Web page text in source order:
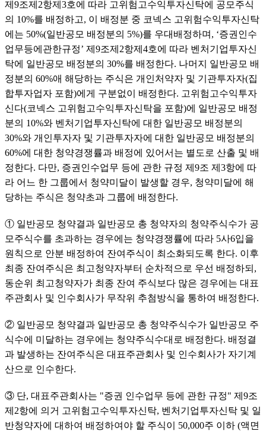
제9조제2항제3호에 따라 고위험고수익투자신탁에 공모주식
의 10%를 배정하고, 이 배정분 중 코넥스 고위험수익투자신탁
에는 50%(일반공모 배정분의 5%)를 우대배정하며, ‘증권인수
업무등에관한규정’ 제9조제2항제4호에 따라 벤처기업투자신
탁에 일반공모 배정분의 30%를 배정한다. 나머지 일반공모 배
정분의 60%애 해당하는 주식은 개인처약자 및 기관투자자(집
합투자업자 포함)에게 구분없이 배정한다. 고위험고수익투자
신다(코넥스 고위험고수익투자신탁을 포함)에 일반공모 배정
분의 10%와 벤처기업투자신탁에 대한 일반공모 배정분의
30%와 개인투자자 및 기관투자자에 대한 일반공모 배정분의
60%에 대한 청약경쟁률과 배정에 있어서는 별도로 산출 및 배
정한다. 다만, 증권인수업무 등에 관한 규정 제9조 제3항에 따
라 어느 한 그룹에서 청약미달이 발생할 경우, 청약미달에 해
당하는 주식은 청약초과 그룹에 배정한다.
① 일반공모 청약결과 일반공모 총 청약자의 청약주식수가 공
모주식수를 초과하는 경우에는 청약경쟁률에 따라 5사6입을
원칙으로 안분 배정하여 잔여주식이 최소화되도록 한다. 이후
최종 잔여주식은 최고청약자부터 순차적으로 우선 배정하되,
동순위 최고청약자가 최종 잔여 주식보다 많은 경우에는 대표
주관회사 및 인수회사가 무작위 추첨방식을 통하여 배정한다.
② 일반공모 청약결과 일반공모 총 청약주식수가 일반공모 주
식수에 미달하는 경우에는 청약주식수대로 배정한다. 배정결
과 발생하는 잔여주식은 대표주관회사 및 인수회사가 자기계
산으로 인수한다.
③ 단, 대표주관회사는 "증권 인수업무 등에 관한 규정" 제9조
제2항에 의거 고위험고수익투자신탁, 벤처기업투자신탁 및 일
반청약자에 대하여 배정하여야 할 주식이 50,000주 이하 (액면